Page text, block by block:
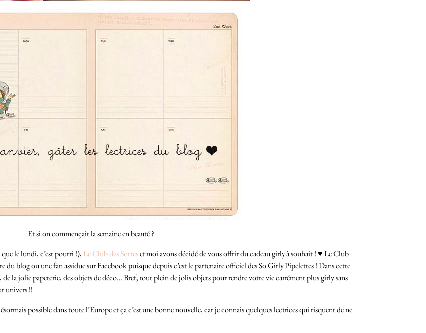
Et si on commençait la semaine en beauté ?
le lundi, c’est pourri !), Le Club des Sotteset moi avons décidé de vous offrir du cadeau girly à souhait ! ♥ Le Club
du blog ou une fan assidue sur Facebook puisque depuis c’est le partenaire officiel des So Girly Pipelettes ! Dans cette
la jolie papeterie, des objets de déco… Bref, tout plein de jolis objets pour rendre votre vie carrément plus girly sans
univers !!
possible dans toute l’Europe et ça c’est une bonne nouvelle, car je connais quelques lectrices qui risquent de ne